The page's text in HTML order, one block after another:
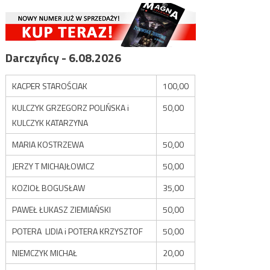
Darczyńcy - 6.08.2026
KACPER STAROŚCIAK
100,00
KULCZYK GRZEGORZ POLIŃSKA i
KULCZYK KATARZYNA
50,00
MARIA KOSTRZEWA
50,00
JERZY T MICHAJŁOWICZ
50,00
KOZIOŁ BOGUSŁAW
35,00
PAWEŁ ŁUKASZ ZIEMIAŃSKI
50,00
POTERA LIDIA i POTERA KRZYSZTOF
50,00
NIEMCZYK MICHAŁ
20,00